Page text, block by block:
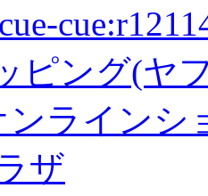
ピング(ヤ
ンラインシ
ザ